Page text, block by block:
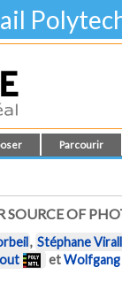
Parcourir
OF
, Stéphane
et